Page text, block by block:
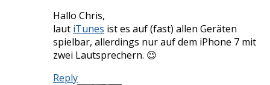
Hallo Chris,
laut iTunes ist es auf (fast) allen Geräten
spielbar, allerdings nur auf dem iPhone 7 mit
zwei Lautsprechern. 😉
Reply